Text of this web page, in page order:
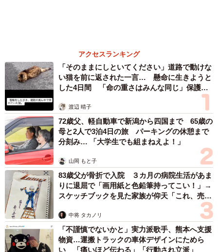
まいどなファミリー
森岡 浩
姓氏研究家 園田学園女子大学学長
もっと見る
コガネムシを見つめる猫とパパ、偶然生まれた